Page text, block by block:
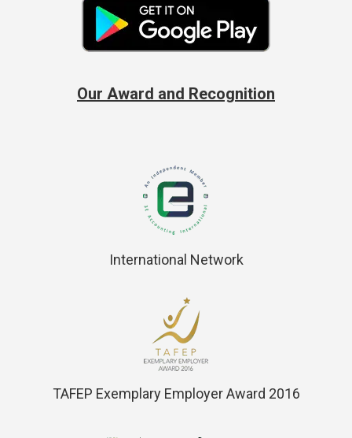
Our Award and Recognition
International Network
TAFEP Exemplary Employer Award 2016